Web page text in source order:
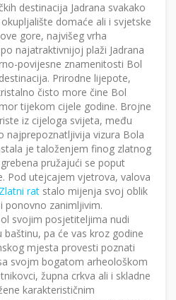
destinacija Jadrana svakako
domaće ali i svjetske
gore, najvišeg vrha
najatraktivnijoj plaži Jadrana
povijesne znamenitosti Bol
Prirodne lijepote,
čisto more čine Bol
tijekom cijele godine. Brojne
iz cijeloga svijeta, među
najprepoznatljivija vizura Bola
je taloženjem finog zlatnog
pružajući se poput
Pod utejcajem vjetrova, valova
Zlatni rat stalo mijenja svoj oblik
ponovno zanimljivim.
svojim posjetiteljima nudi
pa će vas kroz godine
mjesta provesti poznati
svojm bogatom arheološkom
župna crkva ali i skladne
karakterističnim